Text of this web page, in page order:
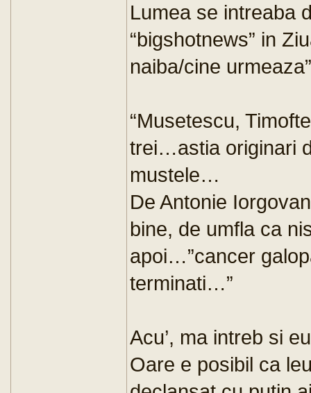
Lumea se intreaba
“bigshotnews” in
naiba/cine
“Musetescu,
trei…astia originari
mustele…
De Antonie
bine, de umfla ca
apoi…”cancer
terminati…”
Acu’, ma intreb si
Oare e posibil ca